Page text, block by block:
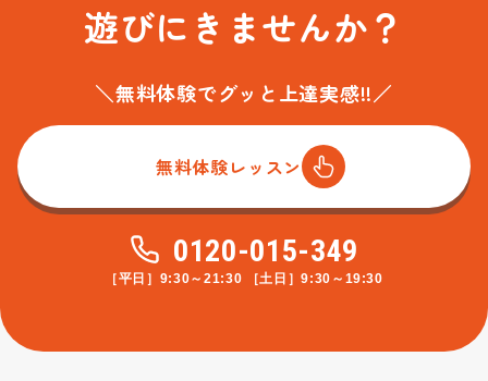
遊びにきませんか？
＼無料体験でグッと上達実感!!／
無料体験レッスン
0120-015-349
［平日］9:30～21:30 ［土日］9:30～19:30